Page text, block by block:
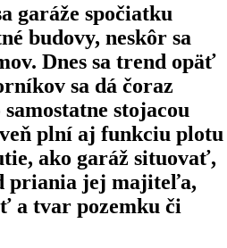
garáže spočiatku
budovy, neskôr sa
Dnes sa trend opäť
sa dá čoraz
stojacou
plní aj funkciu plotu
ako garáž situovať,
priania jej majiteľa,
a tvar pozemku či